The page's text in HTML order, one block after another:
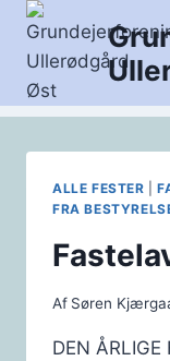
Fortsæt
indhold
ALLE FESTER |
FRA
Af Søren
DEN ÅRLIGE